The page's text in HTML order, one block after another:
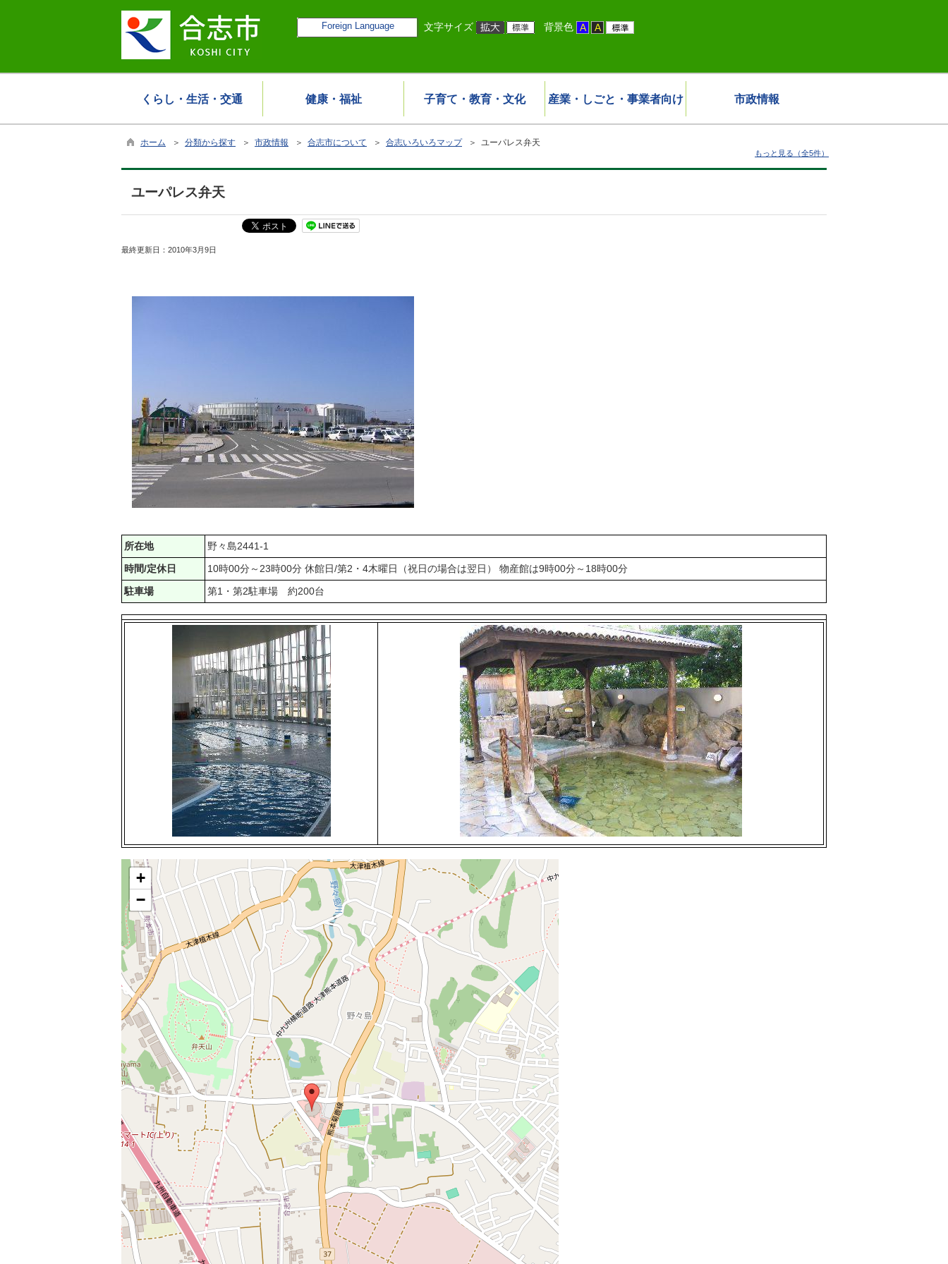
Foreign Language 文字サイズ 背景色
くらし・生活・交通 健康・福祉 子育て・教育・文化 産業・しごと・事業者向け 市政情報
ホーム ＞ 分類から探す ＞ 市政情報 ＞ 合志市について ＞ 合志いろいろマップ＞ ユーパレス弁天
もっと見る（全5件）
ユーパレス弁天
最終更新日： 2010年3月9日
所在地
野々島2441-1
時間/定休日
10時00分～23時00分 休館日/第2・4木曜日（祝日の場合は翌日） 物産館は9時00分～18時00分
駐車場
第1・第2駐車場 約200台